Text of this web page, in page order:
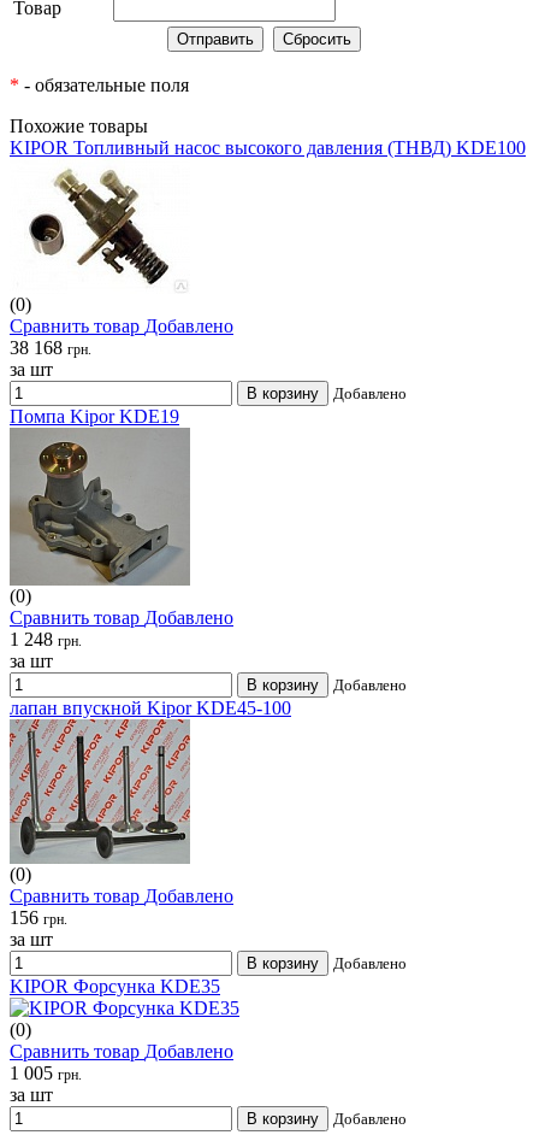
Товар
* - обязательные поля
Похожие товары
KIPOR Топливный насос высокого давления (ТНВД) KDE100
(0)
Сравнить товар Добавлено
38 168 грн.
за шт
В корзину Добавлено
Помпа Kipor KDE19
(0)
Сравнить товар Добавлено
1 248 грн.
за шт
В корзину Добавлено
лапан впускной Kipor KDE45-100
(0)
Сравнить товар Добавлено
156 грн.
за шт
В корзину Добавлено
KIPOR Форсунка KDE35
(0)
Сравнить товар Добавлено
1 005 грн.
за шт
В корзину Добавлено